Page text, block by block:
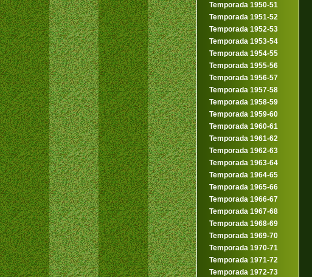
Temporada 1950-51
Temporada 1951-52
Temporada 1952-53
Temporada 1953-54
Temporada 1954-55
Temporada 1955-56
Temporada 1956-57
Temporada 1957-58
Temporada 1958-59
Temporada 1959-60
Temporada 1960-61
Temporada 1961-62
Temporada 1962-63
Temporada 1963-64
Temporada 1964-65
Temporada 1965-66
Temporada 1966-67
Temporada 1967-68
Temporada 1968-69
Temporada 1969-70
Temporada 1970-71
Temporada 1971-72
Temporada 1972-73